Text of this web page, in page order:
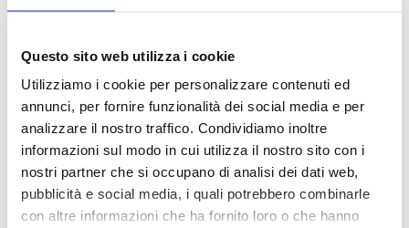
Questo sito web utilizza i cookie
Utilizziamo i cookie per personalizzare contenuti ed
annunci, per fornire funzionalità dei social media e per
analizzare il nostro traffico. Condividiamo inoltre
informazioni sul modo in cui utilizza il nostro sito con i
nostri partner che si occupano di analisi dei dati web,
pubblicità e social media, i quali potrebbero combinarle
con altre informazioni che ha fornito loro o che hanno
Il “Modulo CAI” diventa digitale
30 Giugno 2026
PREMI 2025. I TOP TEN
30 Giugno 2026